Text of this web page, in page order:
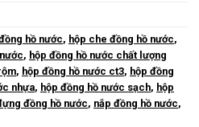
hồ nước, hộp che đồng hồ nước,
, hộp đồng hồ nước chất lượng
, hộp đồng hồ nước ct3, hộp đồng
nhựa, hộp đồng hồ nước sạch, hộp
đồng hồ nước, nắp đồng hồ nước,